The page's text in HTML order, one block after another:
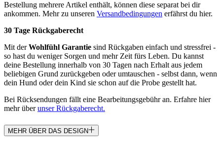
Bestellung mehrere Artikel enthält, können diese separat bei dir
ankommen. Mehr zu unseren Versandbedingungen erfährst du hier.
30 Tage Rückgaberecht
Mit derWohlfühl Garantie sind Rückgaben einfach und stressfrei -
so hast du weniger Sorgen und mehr Zeit fürs Leben. Du kannst
deine Bestellung innerhalb von 30 Tagen nach Erhalt aus jedem
beliebigen Grund zurückgeben oder umtauschen - selbst dann, wenn
dein Hund oder dein Kind sie schon auf die Probe gestellt hat.
Bei Rücksendungen fällt eine Bearbeitungsgebühr an. Erfahre hier
mehr überunser Rückgaberecht.
MEHR ÜBER DAS DESIGN